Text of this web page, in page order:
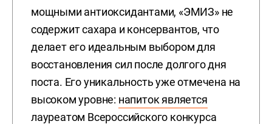
мощными антиоксидантами, «ЭМИЗ» не
содержит сахара и консервантов, что
делает его идеальным выбором для
восстановления сил после долгого дня
поста. Его уникальность уже отмечена на
высоком уровне: напиток является
лауреатом Всероссийского конкурса